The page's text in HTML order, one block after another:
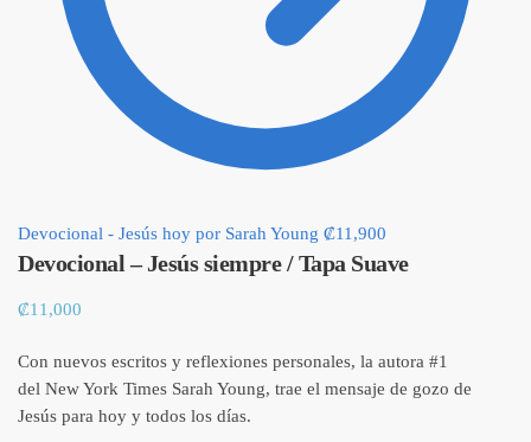
Devocional - Jesús hoy por Sarah Young ₡11,900
Devocional – Jesús siempre / Tapa Suave
₡11,000
Con nuevos escritos y reflexiones personales, la autora #1
del New York Times Sarah Young, trae el mensaje de gozo de
Jesús para hoy y todos los días.